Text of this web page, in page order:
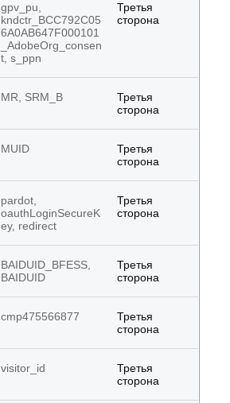
gpv_pu,
kndctr_BCC792C05
6A0AB647F000101
_AdobeOrg_consen
t, s_ppn
Третья
сторона
MR, SRM_B
Третья
сторона
MUID
Третья
сторона
pardot,
oauthLoginSecureK
ey, redirect
Третья
сторона
BAIDUID_BFESS,
BAIDUID
Третья
сторона
cmp475566877
Третья
сторона
visitor_id
Третья
сторона